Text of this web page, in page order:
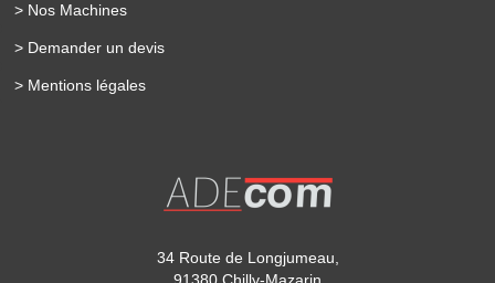
> Nos Machines
> Demander un devis
> Mentions légales
34 Route de Longjumeau,